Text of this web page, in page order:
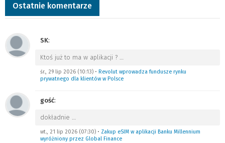
Ostatnie komentarze
SK:
Ktoś już to ma w aplikacji ? …
śr., 29 lip 2026 (10:13) • Revolut wprowadza fundusze rynku
prywatnego dla klientów w Polsce
gość:
dokładnie …
wt., 21 lip 2026 (07:30) • Zakup eSIM w aplikacji Banku Millennium
wyróżniony przez Global Finance